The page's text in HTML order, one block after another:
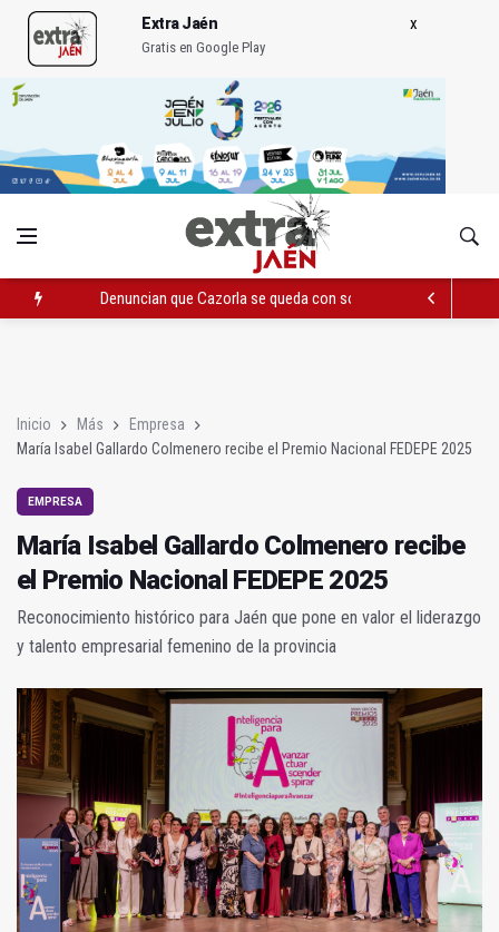
Extra Jaén
Gratis en Google Play
Denuncian que Cazorla se queda con solo dos bomberos por
Pelea con arma blanca acaba con una menor herida en
Inicio Más
Empresa
María Isabel Gallardo Colmenero recibe el Premio Nacional FEDEPE 2025
EMPRESA
María Isabel Gallardo Colmenero recibe
el Premio Nacional FEDEPE 2025
Reconocimiento histórico para Jaén que pone en valor el liderazgo
y talento empresarial femenino de la provincia